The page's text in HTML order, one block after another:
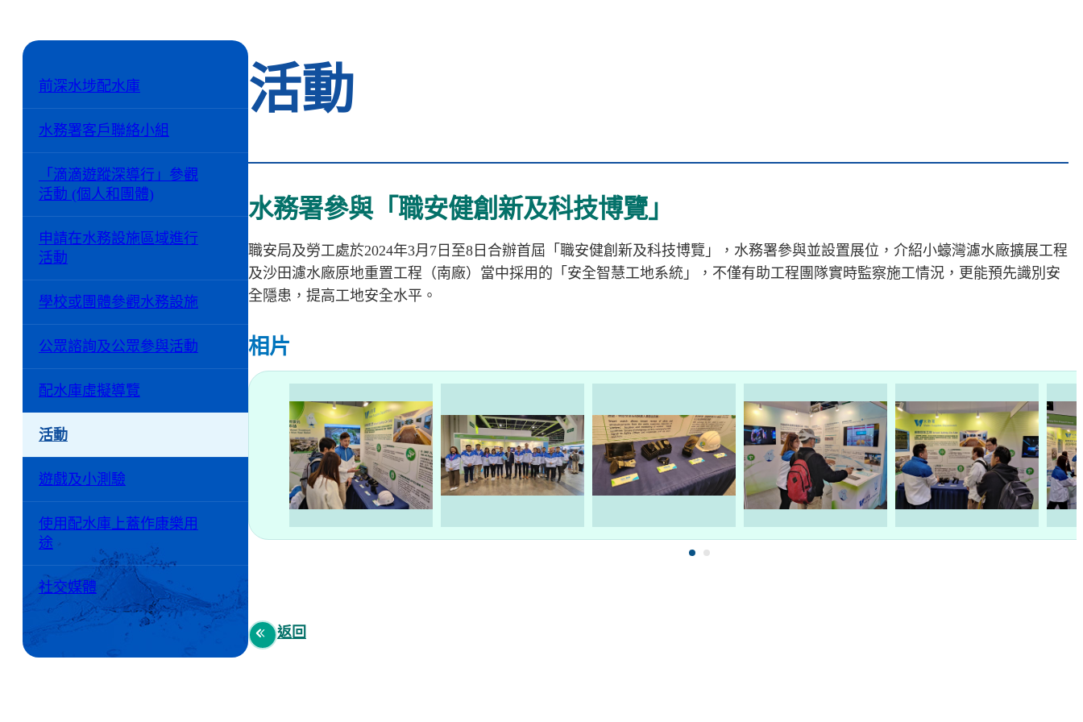
前深水埗配水庫
水務署客戶聯絡小組
「滴滴遊蹤深導行」參觀
活動 (個人和團體)
申請在水務設施區域進行
活動
學校或團體參觀水務設施
公眾諮詢及公眾參與活動
配水庫虛擬導覽
活動
遊戲及小測驗
使用配水庫上蓋作康樂用
途
社交媒體
活動
水務署參與「職安健創新及科技博覽」
職安局及勞工處於2024年3月 7日至8日合辦首屆「職安健創新及科技博覽」，水務署參與並設置展位，介紹小蠔灣濾水廠擴展工程
及沙田濾水廠原地重置工程（南廠）當中採用的「安全智慧工地系統」，不僅有助工程團隊實時監察施工情況，更能預先識別安
全隱患，提高工地安全水平。
相片
返回